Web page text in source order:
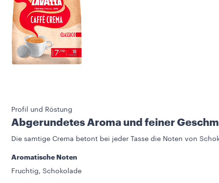
Profil und Röstung
Abgerundetes Aroma und feiner
Die samtige Crema betont bei jeder Tasse die Noten von
Aromatische Noten
Fruchtig, Schokolade